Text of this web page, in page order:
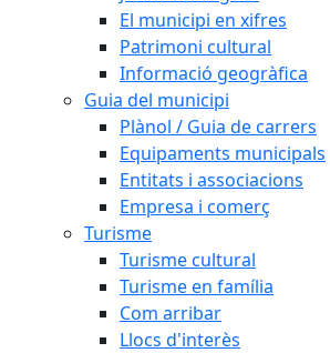
El municipi en xifres
Patrimoni cultural
Informació geogràfica
Guia del municipi
Plànol / Guia de carrers
Equipaments municipals
Entitats i associacions
Empresa i comerç
Turisme
Turisme cultural
Turisme en família
Com arribar
Llocs d'interès